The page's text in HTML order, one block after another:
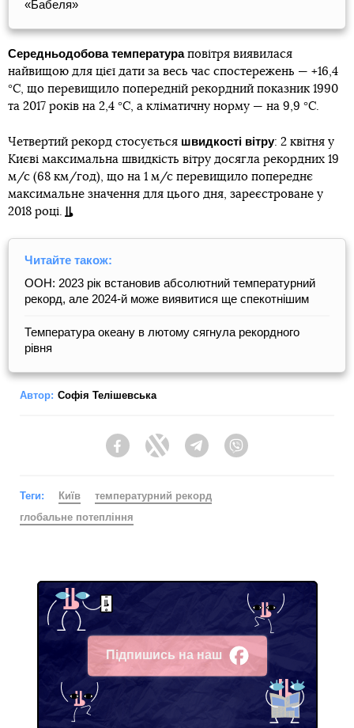
«Бабеля»
Середньодобова температура повітря виявилася
найвищою для цієї дати за весь час спостережень — +16,4
°С, що перевищило попередній рекордний показник 1990
та 2017 років на 2,4 °С, а кліматичну норму — на 9,9 °С.
Четвертий рекорд стосується швидкості вітру: 2 квітня у
Києві максимальна швидкість вітру досягла рекордних 19
м/с (68 км/год), що на 1 м/с перевищило попереднє
максимальне значення для цього дня, зареєстроване у
2018 році.
Читайте також:
ООН: 2023 рік встановив абсолютний температурний
рекорд, але 2024-й може виявитися ще спекотнішим
Температура океану в лютому сягнула рекордного
рівня
Автор: Софія Телішевська
FacebookTwitter Telegram
Теги: Київ
температурний рекорд
глобальне потепління
Підпишись на наш
Facebook